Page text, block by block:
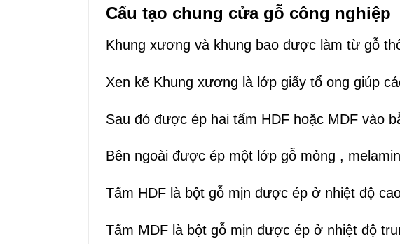
Cấu tạo chung cửa gỗ công nghiệp
Khung xương và khung bao được làm từ gỗ
Xen kẽ Khung xương là lớp giấy tổ ong giúp
Sau đó được ép hai tấm HDF hoặc MDF vào
Bên ngoài được ép một lớp gỗ mỏng ,
Tấm HDF là bột gỗ mịn được ép ở nhiệt độ
Tấm MDF là bột gỗ mịn được ép ở nhiệt độ